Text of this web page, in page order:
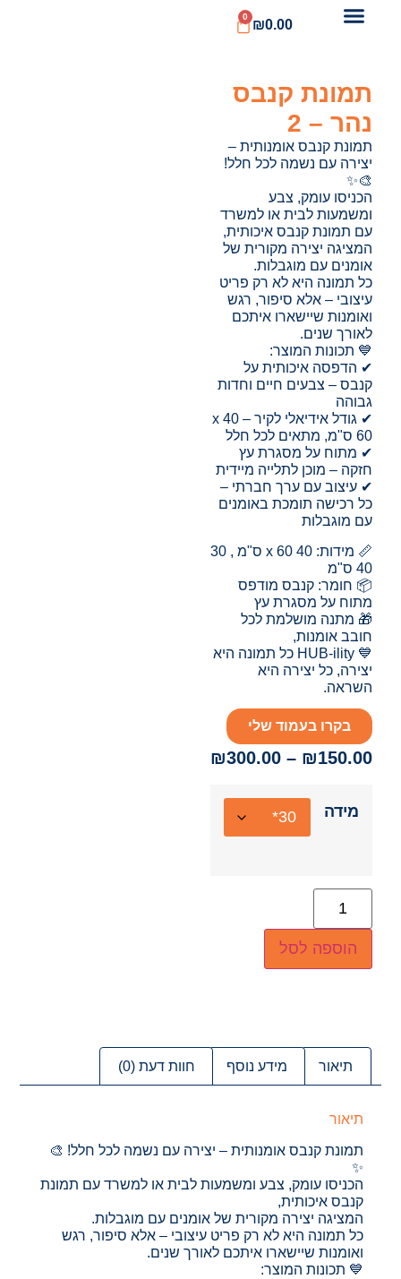
₪0.00
0
תמונת קנבס
נהר – 2
תמונת קנבס אומנותית –
יצירה עם נשמה לכל חלל!
🎨✨
הכניסו עומק, צבע
ומשמעות לבית או למשרד
עם תמונת קנבס איכותית,
המציגה יצירה מקורית של
אומנים עם מוגבלות.
כל תמונה היא לא רק פריט
עיצובי – אלא סיפור, רגש
ואומנות שיישארו איתכם
לאורך שנים.
💙 תכונות המוצר:
✔ הדפסה איכותית על
קנבס – צבעים חיים וחדות
גבוהה
✔ גודל אידיאלי לקיר – 40 x
60 ס"מ, מתאים לכל חלל
✔ מתוח על מסגרת עץ
חזקה – מוכן לתלייה מיידית
✔ עיצוב עם ערך חברתי –
כל רכישה תומכת באומנים
עם מוגבלות
📏 מידות: 40 x 60 ס"מ , 30
40 ס"מ
📦 חומר: קנבס מודפס
מתוח על מסגרת עץ
🎁 מתנה מושלמת לכל
חובב אומנות,
💙 HUB-ility כל תמונה היא
יצירה, כל יצירה היא
השראה.
בקרו בעמוד שלי
₪150.00
–
₪300.00
מידה
הוספה לסל
תיאור מידע נוסף חוות דעת (0)
תיאור
תמונת קנבס אומנותית – יצירה עם נשמה לכל חלל! 🎨
✨
הכניסו עומק, צבע ומשמעות לבית או למשרד עם תמונת
קנבס איכותית,
המציגה יצירה מקורית של אומנים עם מוגבלות.
כל תמונה היא לא רק פריט עיצובי – אלא סיפור, רגש
ואומנות שיישארו איתכם לאורך שנים.
💙 תכונות המוצר: